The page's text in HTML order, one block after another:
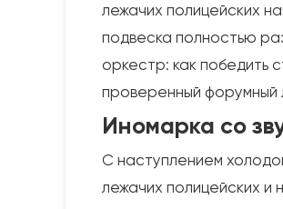
лежачих полицейских
подвеска полностью
оркестр: как победить
проверенный форумный
Иномарка со
С наступлением
лежачих полицейских и